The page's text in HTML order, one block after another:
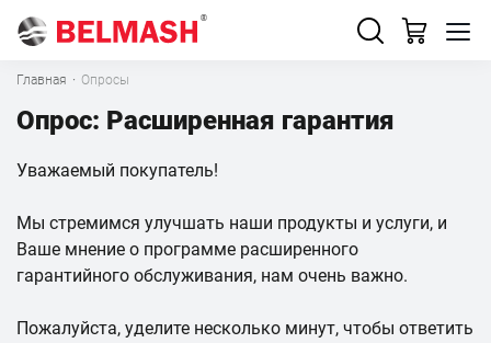
Главная · Опросы
Опрос: Расширенная гарантия
Уважаемый покупатель!
Мы стремимся улучшать наши продукты и услуги, и
Ваше мнение о программе расширенного
гарантийного обслуживания, нам очень важно.
Пожалуйста, уделите несколько минут, чтобы ответить